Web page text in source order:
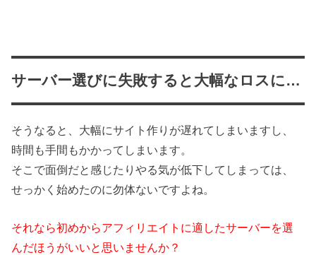
サーバー選びに失敗すると大幅なロスに…
そうなると、大幅にサイト作りが遅れてしまいますし、
時間も手間もかかってしまいます。
そこで面倒だと感じたりやる気が低下してしまっては、
せっかく始めたのに勿体ないですよね。
それなら初めからアフィリエイトに適したサーバーを選
んだほうがいいと思いませんか？